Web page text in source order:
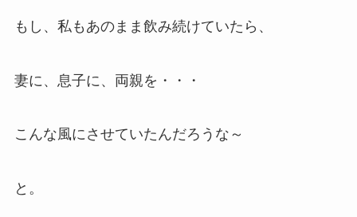
もし、私もあのまま飲み続けていたら、
妻に、息子に、両親を・・・
こんな風にさせていたんだろうな～
と。